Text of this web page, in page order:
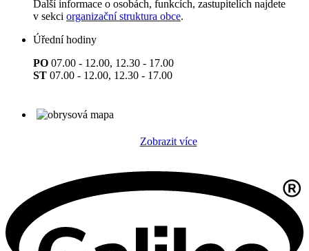
Další informace o osobách, funkcích, zastupitelích najdete
v sekci organizační struktura obce.
Úřední hodiny
PO 07.00 - 12.00, 12.30 - 17.00
ST 07.00 - 12.00, 12.30 - 17.00
Zobrazit více